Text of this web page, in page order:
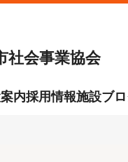
社会事業協会
内採用情報施設ブ